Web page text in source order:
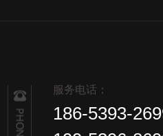
服务电话：
186-5393-